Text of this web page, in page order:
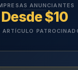
ANUNCIANTES
Desde $10
ARTÍCULO